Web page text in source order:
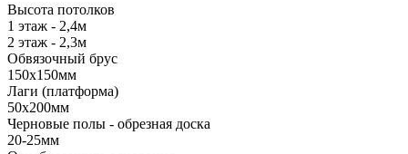
Высота потолков
1 этаж - 2,4м
2 этаж - 2,3м
Обвязочный брус
150х150мм
Лаги (платформа)
50х200мм
Черновые полы - обрезная доска
20-25мм